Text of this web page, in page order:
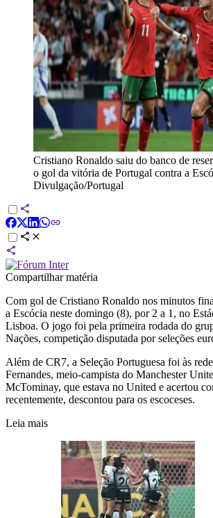
Cristiano Ronaldo saiu do banco de
o gol da vitória de Portugal contra a
Divulgação/Portugal
Compartilhar matéria
Com gol de Cristiano Ronaldo nos minutos
a Escócia neste domingo (8), por 2 a 1, no
Lisboa. O jogo foi pela primeira rodada do
Nações, competição disputada por seleções
Além de CR7, a Seleção Portuguesa foi às
Fernandes, meio-campista do Manchester
McTominay, que estava no United e acertou
recentemente, descontou para os escoceses.
Leia mais